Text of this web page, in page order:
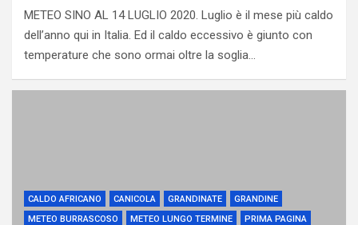
METEO SINO AL 14 LUGLIO 2020. Luglio è il mese più caldo
dell’anno qui in Italia. Ed il caldo eccessivo è giunto con
temperature che sono ormai oltre la soglia…
CALDO AFRICANO CANICOLA GRANDINATE
GRANDINE
METEO BURRASCOSO
METEO LUNGO TERMINE
PRIMA PAGINA